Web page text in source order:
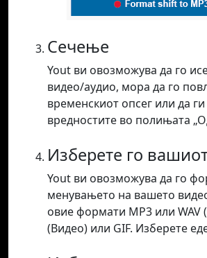
Сечење
Yout ви овозможува да го
видео/аудио, мора да го
временскиот опсег или да
вредностите во полињата
Изберете го
Yout ви овозможува да го
менувањето на вашето
овие формати MP3 или WAV
(Видео) или GIF. Изберете